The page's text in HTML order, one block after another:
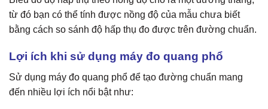
từ đó bạn có thể tính được nồng độ của mẫu chưa biết
bằng cách so sánh độ hấp thụ đo được trên đường chuẩn.
Lợi ích khi sử dụng máy đo quang phổ
Sử dụng máy đo quang phổ để tạo đường chuẩn mang
đến nhiều lợi ích nổi bật như: